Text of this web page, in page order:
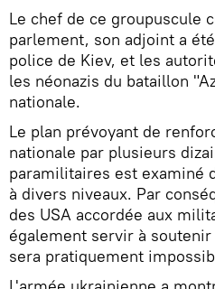
Le chef de ce groupuscule
parlement, son adjoint a
police de Kiev, et les
les néonazis du bataillon
nationale.
Le plan prévoyant de
nationale par plusieurs
paramilitaires est examiné
à divers niveaux. Par
des USA accordée aux
également servir à
sera pratiquement